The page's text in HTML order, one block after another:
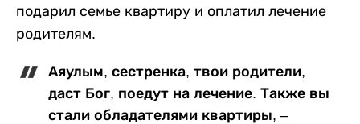
подарил семье квартиру и оплатил лечение
родителям.
Аяулым, сестренка, твои родители,
даст Бог, поедут на лечение. Также вы
стали обладателями квартиры, –